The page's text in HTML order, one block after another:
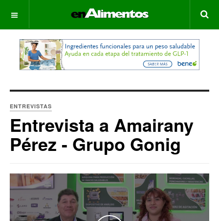
OFF CANVAS
ENTREVISTAS
Entrevista a Amairany
Pérez - Grupo Gonig